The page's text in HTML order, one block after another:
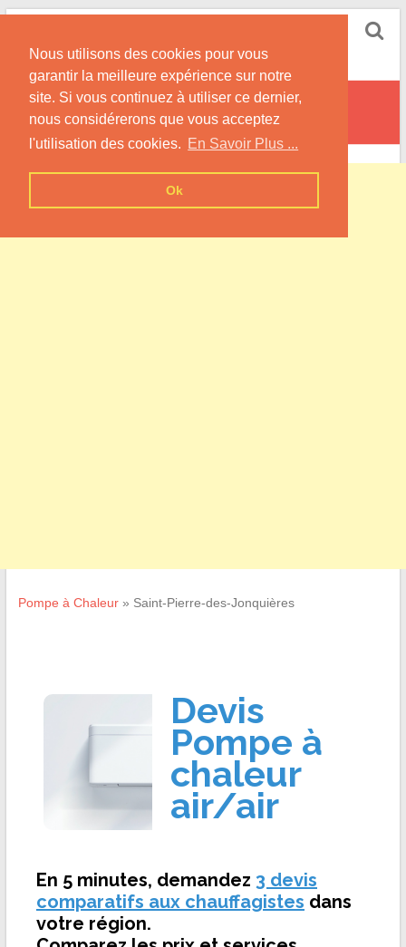
Nous utilisons des cookies pour vous
garantir la meilleure expérience sur notre
site. Si vous continuez à utiliser ce dernier,
nous considérerons que vous acceptez
l'utilisation des cookies. En Savoir Plus ...
Ok
Skip
content
Informations sur les Pompes à Chaleur
Saint-Pierre-des-Jonquières
Pompe à Chaleur» Saint-Pierre-des-Jonquières